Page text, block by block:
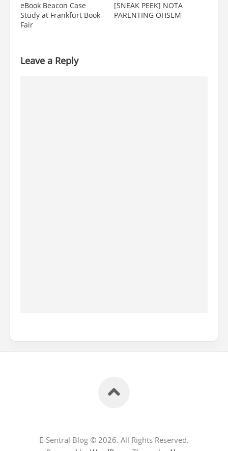
eBook Beacon Case
Study at Frankfurt Book
Fair
[SNEAK PEEK] NOTA
PARENTING OHSEM
Leave a Reply
E-Sentral Blog © 2026. All Rights Reserved.